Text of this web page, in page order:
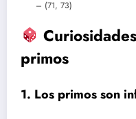
– (71, 73)
primos
1. Los primos son